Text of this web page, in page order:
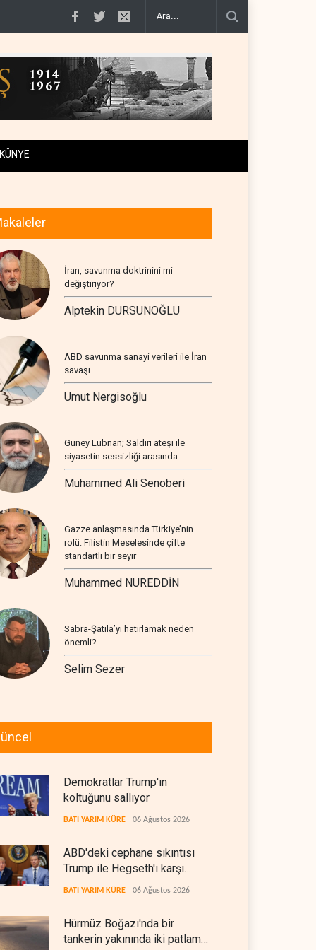
k.. Hürmüz Boğazı'nda bir tankerin yakınında iki patlama m..
KÜNYE
İran, savunma doktrinini mi
değiştiriyor?
Alptekin DURSUNOĞLU
ABD savunma sanayi verileri ile İran
savaşı
Umut Nergisoğlu
Güney Lübnan; Saldırı ateşi ile
siyasetin sessizliği arasında
Muhammed Ali Senoberi
Gazze anlaşmasında Türkiye’nin
rolü: Filistin Meselesinde çifte
standartlı bir seyir
Muhammed NUREDDİN
Sabra-Şatila’yı hatırlamak neden
önemli?
Selim Sezer
Demokratlar Trump'ın
koltuğunu sallıyor
BATI YARIM KÜRE 06 Ağustos 2026
ABD'deki cephane sıkıntısı
Trump ile Hegseth'i karşı
karşıya getirdi
BATI YARIM KÜRE 06 Ağustos 2026
Hürmüz Boğazı'nda bir
tankerin yakınında iki patlama